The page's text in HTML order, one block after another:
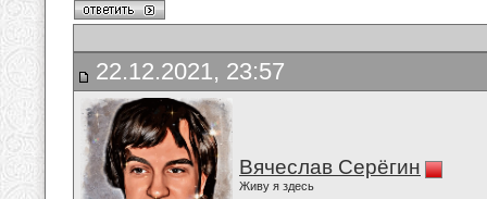
22.12.2021, 23:57
Вячеслав Серёгин
Живу я здесь